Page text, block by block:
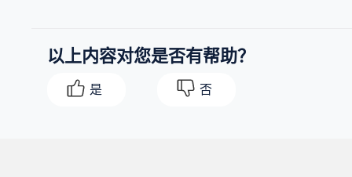
以上内容对您是否有帮助？
是 否